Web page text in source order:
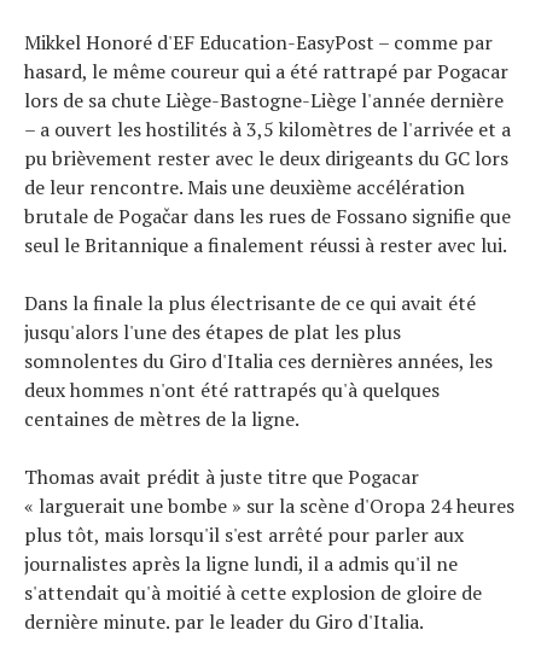
Mikkel Honoré d'EF Education-EasyPost – comme par
hasard, le même coureur qui a été rattrapé par Pogacar
lors de sa chute Liège-Bastogne-Liège l'année dernière
– a ouvert les hostilités à 3,5 kilomètres de l'arrivée et a
pu brièvement rester avec le deux dirigeants du GC lors
de leur rencontre. Mais une deuxième accélération
brutale de Pogačar dans les rues de Fossano signifie que
seul le Britannique a finalement réussi à rester avec lui.
Dans la finale la plus électrisante de ce qui avait été
jusqu'alors l'une des étapes de plat les plus
somnolentes du Giro d'Italia ces dernières années, les
deux hommes n'ont été rattrapés qu'à quelques
centaines de mètres de la ligne.
Thomas avait prédit à juste titre que Pogacar
« larguerait une bombe » sur la scène d'Oropa 24 heures
plus tôt, mais lorsqu'il s'est arrêté pour parler aux
journalistes après la ligne lundi, il a admis qu'il ne
s'attendait qu'à moitié à cette explosion de gloire de
dernière minute. par le leader du Giro d'Italia.